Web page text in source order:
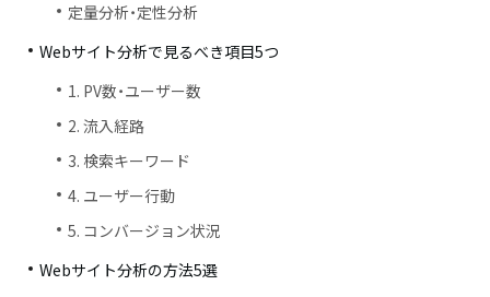
定量分析・定性分析
Webサイト分析で見るべき項目5つ
1. PV数・ユーザー数
2. 流入経路
3. 検索キーワード
4. ユーザー行動
5. コンバージョン状況
Webサイト分析の方法5選